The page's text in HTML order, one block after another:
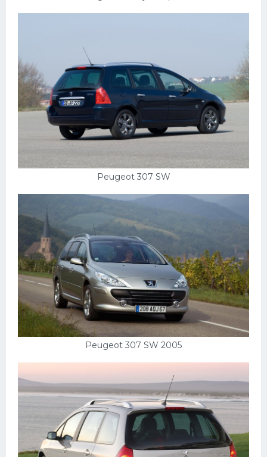
Peugeot 307 SW
Peugeot 307 SW 2005